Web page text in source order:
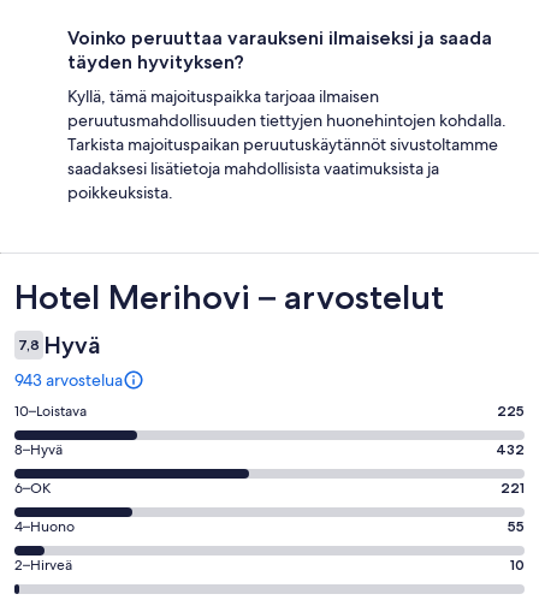
Voinko peruuttaa varaukseni ilmaiseksi ja saada
täyden hyvityksen?
Kyllä, tämä majoituspaikka tarjoaa ilmaisen
peruutusmahdollisuuden tiettyjen huonehintojen kohdalla.
Tarkista majoituspaikan peruutuskäytännöt sivustoltamme
saadaksesi lisätietoja mahdollisista vaatimuksista ja
poikkeuksista.
Arvostelut
Hotel Merihovi – arvostelut
7,8 Hyvä
943 arvostelua
Arvosana
10
-
Loistava.
225
kautta
943
arvostelua
10–Loistava 225
Arvosana
8
-
Hyvä.
432
kautta
8–Hyvä 432
Arvosana
6
-
OK.
221
6–OK 221
Arvosana
4
-
4–Huono 55
Arvosana
2
2–Hirveä 10